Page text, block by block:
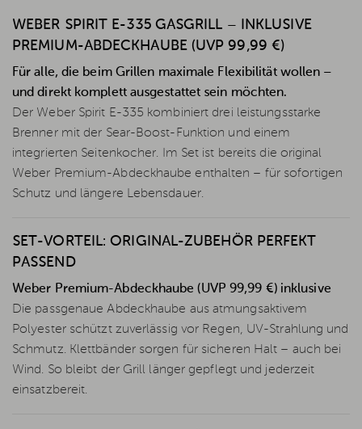
WEBER SPIRIT E-335 GASGRILL – INKLUSIVE
PREMIUM-ABDECKHAUBE (UVP 99,99 €)
Für alle, die beim Grillen maximale Flexibilität wollen –
und direkt komplett ausgestattet sein möchten.
Der Weber Spirit E-335 kombiniert drei leistungsstarke
Brenner mit der Sear-Boost-Funktion und einem
integrierten Seitenkocher. Im Set ist bereits die original
Weber Premium-Abdeckhaube enthalten – für sofortigen
Schutz und längere Lebensdauer.
SET-VORTEIL: ORIGINAL-ZUBEHÖR PERFEKT
PASSEND
Weber Premium-Abdeckhaube (UVP 99,99 €) inklusive
Die passgenaue Abdeckhaube aus atmungsaktivem
Polyester schützt zuverlässig vor Regen, UV-Strahlung und
Schmutz. Klettbänder sorgen für sicheren Halt – auch bei
Wind. So bleibt der Grill länger gepflegt und jederzeit
einsatzbereit.